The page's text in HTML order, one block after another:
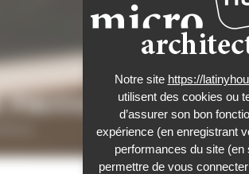
Panneau de gestion des cookies
Notre site https://
utilisent des cookies ou
d’assurer son bon
expérience (en enregistrant
performances du site
permettre de vous